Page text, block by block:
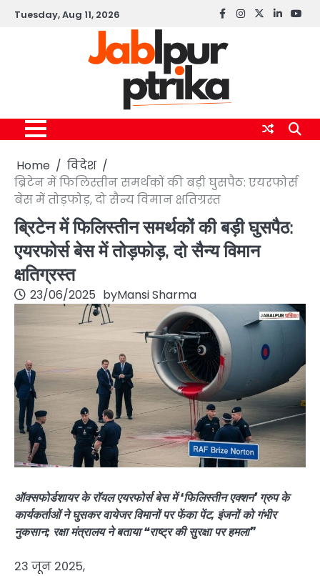
SkipTuesday, Aug 11, 2026 Facebook
instagram
twitterlinkedin
Home
विदेश
ब्रिटेन में फिलिस्तीन समर्थकों की बड़ी घुसपैठ: एयरफोर्स
बेस में तोड़फोड़, दो सैन्य विमान क्षतिग्रस्त
ब्रिटेन में फिलिस्तीन समर्थकों की बड़ी घुसपैठ:
एयरफोर्स बेस में तोड़फोड़, दो सैन्य विमान
क्षतिग्रस्त
23/06/2025 byMansi Sharma
ऑक्सफोर्डशायर के रॉयल एयरफोर्स बेस में ‘फिलिस्तीन एक्शन’ ग्रुप के
कार्यकर्ताओं ने घुसकर वायेजर विमानों पर फेंका पेंट, इंजनों को गंभीर
नुकसान; रक्षा मंत्रालय ने बताया “राष्ट्र की सुरक्षा पर हमला”
23 जून 2025,